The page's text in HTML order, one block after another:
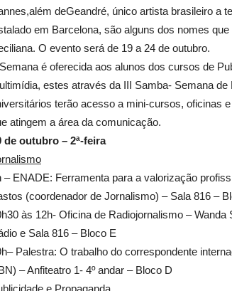
deGeandré, único artista brasileiro a
em Barcelona, são alguns dos nomes
O evento será de 19 a 24 de outubro.
é oferecida aos alunos dos cursos de
estes através da III Samba- Semana
terão acesso a mini-cursos, oficinas
atingem a área da comunicação.
de outubro – 2ª-feira
– ENADE: Ferramenta para a valorização
(coordenador de Jornalismo) – Sala 816 –
às 12h- Oficina de Radiojornalismo –
e Sala 816 – Bloco E
Palestra: O trabalho do correspondente
– Anfiteatro 1- 4º andar – Bloco D